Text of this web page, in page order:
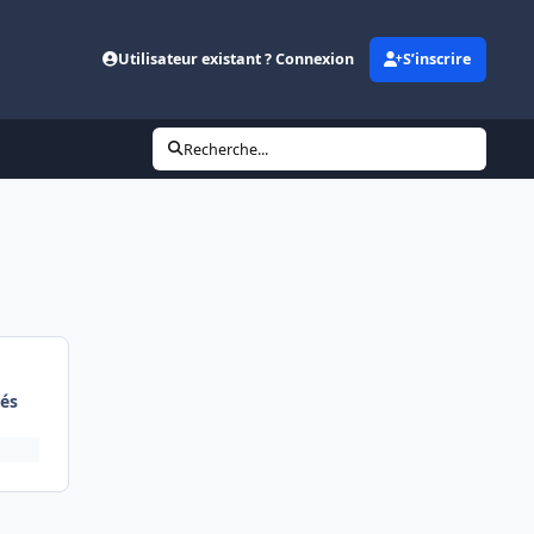
Utilisateur existant ? Connexion S’inscrire
Recherche...